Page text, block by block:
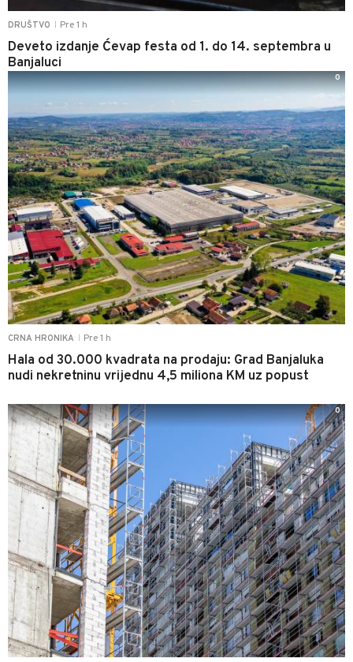
DRUŠTVO Pre 1 h
Deveto izdanje Ćevap festa od 1. do 14. septembra u
Banjaluci
CRNA HRONIKA Pre 1 h
Hala od 30.000 kvadrata na prodaju: Grad Banjaluka
nudi nekretninu vrijednu 4,5 miliona KM uz popust
0
0